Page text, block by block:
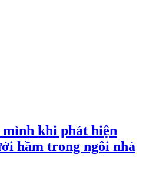
khi phát hiện
hầm trong ngôi nhà